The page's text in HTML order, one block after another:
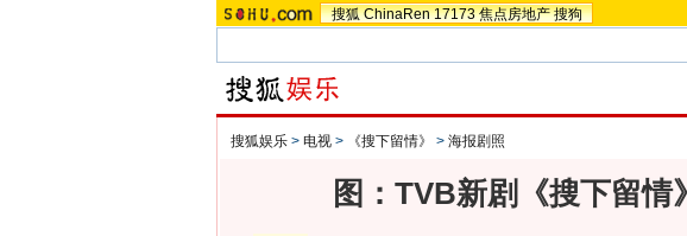
搜狐 ChinaRen 17173 焦点房地产 搜狗
搜狐娱乐 > 电视 > 《搜下留情》 > 海报剧照
图：TVB新剧《搜下留情